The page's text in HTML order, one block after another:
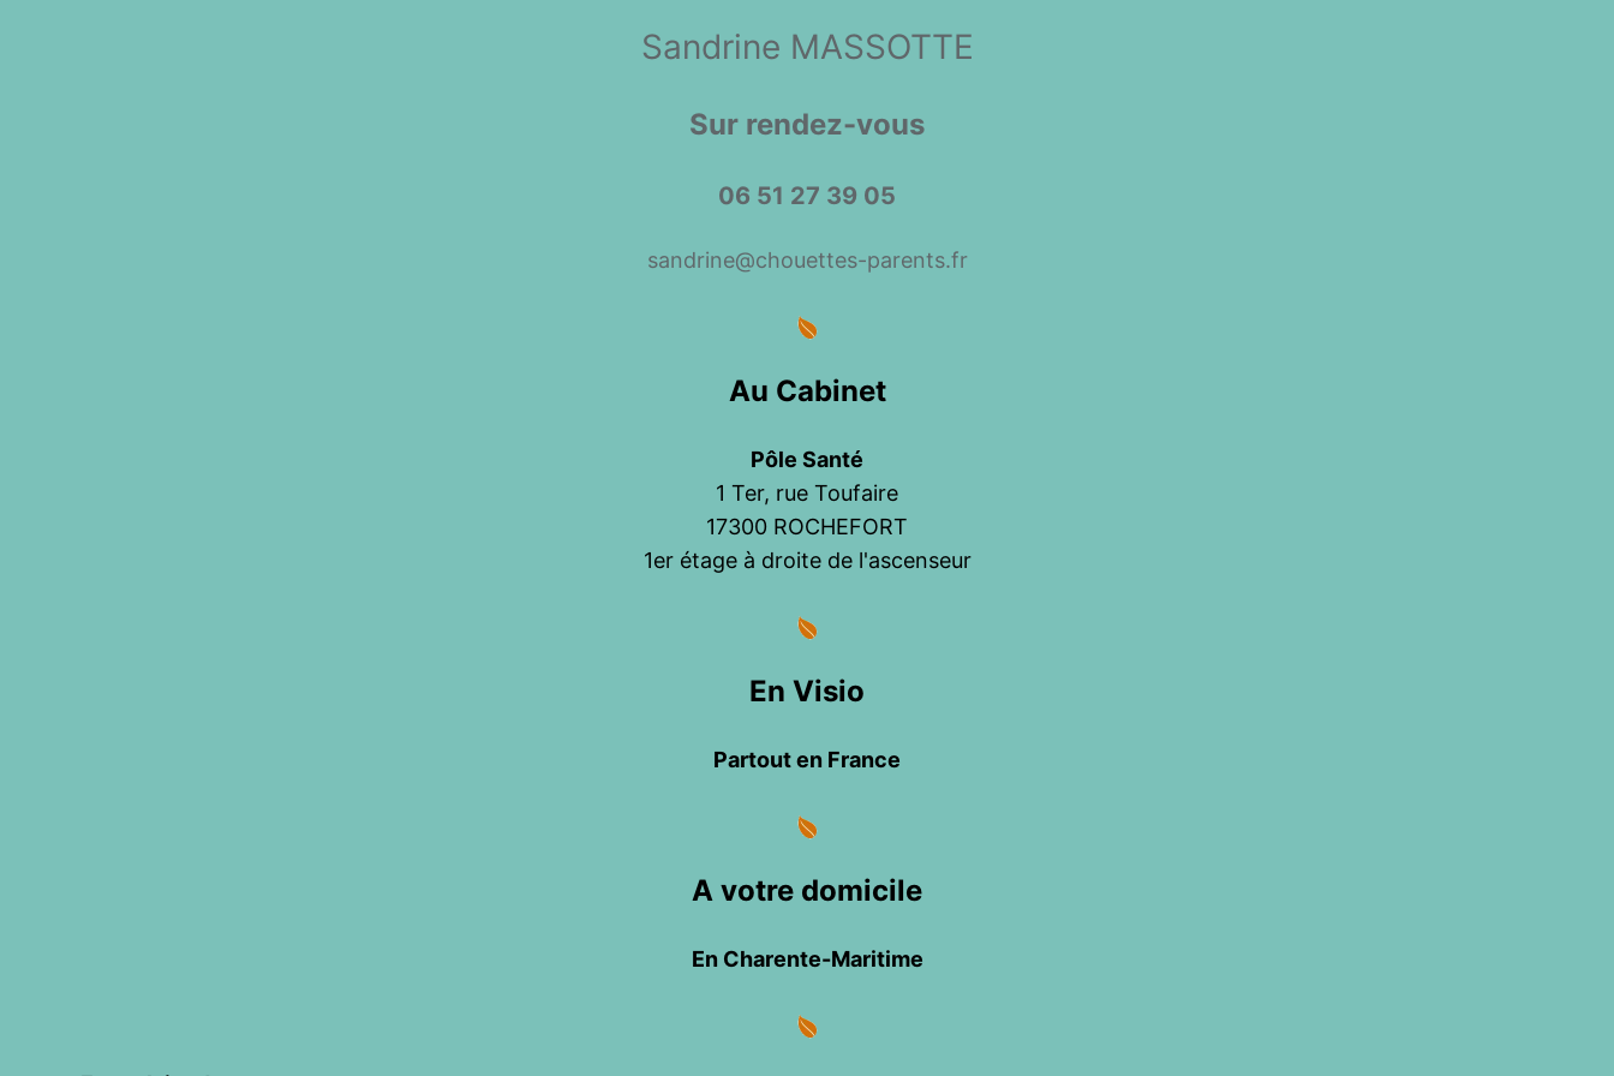
Sandrine MASSOTTE
Sur rendez-vous
06 51 27 39 05
sandrine@chouettes-parents.fr
Au Cabinet
Pôle Santé
1 Ter, rue Toufaire
17300 ROCHEFORT
1er étage à droite de l'ascenseur
En Visio
Partout en France
A votre domicile
En Charente-Maritime